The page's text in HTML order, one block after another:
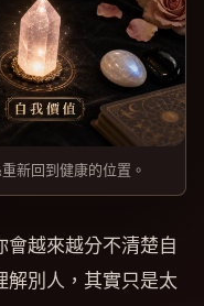
新回到健康的位置。
會越來越分不清楚自
解別人，其實只是太